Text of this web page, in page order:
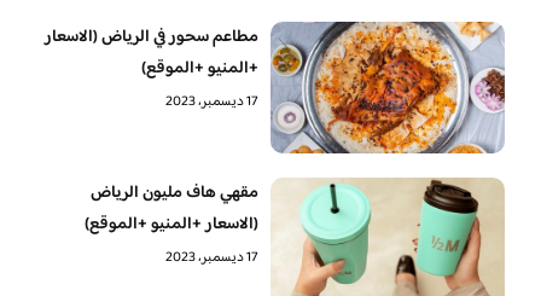
مطاعم سحور في الرياض (الاسعار
+المنيو +الموقع)
17 ديسمبر، 2023
مقهي هاف مليون الرياض
(الاسعار +المنيو +الموقع)
17 ديسمبر، 2023